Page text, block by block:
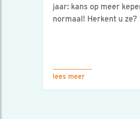
jaar: kans op meer
normaal! Herkent u ze?
lees meer